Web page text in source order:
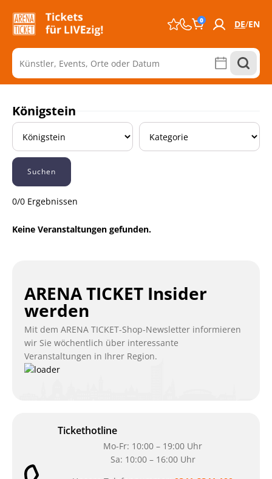
0 DE EN
Königstein
Suchen
0/0 Ergebnissen
Keine Veranstaltungen gefunden.
ARENA TICKET Insider
werden
Mit dem ARENA TICKET-Shop-Newsletter informieren
wir Sie wöchentlich über interessante
Veranstaltungen in Ihrer Region.
Tickethotline
Mo-Fr: 10:00 – 19:00 Uhr
Sa: 10:00 – 16:00 Uhr